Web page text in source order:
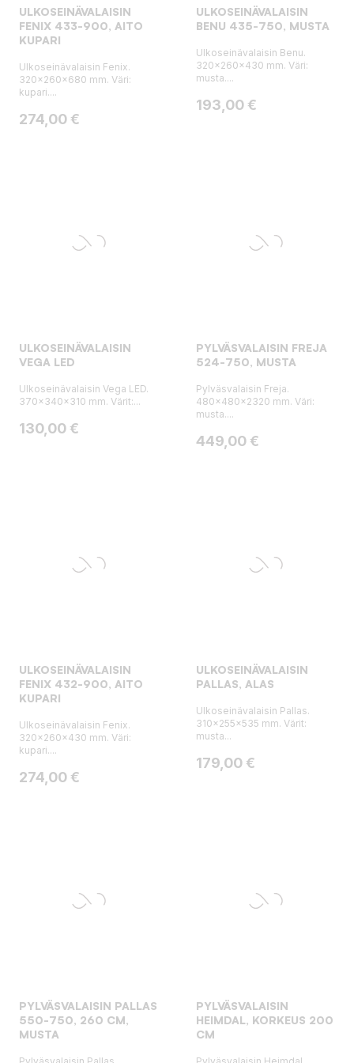
ULKOSEINÄVALAISIN
FENIX 433-900, AITO
KUPARI
Ulkoseinävalaisin Fenix.
320x260x680 mm. Väri:
kupari....
Hinta
274,00 €
ULKOSEINÄVALAISIN
BENU 435-750, MUSTA
Ulkoseinävalaisin Benu.
320x260x430 mm. Väri:
musta....
Hinta
193,00 €
ULKOSEINÄVALAISIN
VEGA LED
Ulkoseinävalaisin Vega LED.
370x340x310 mm. Värit:...
Hinta
130,00 €
PYLVÄSVALAISIN FREJA
524-750, MUSTA
Pylväsvalaisin Freja.
480x480x2320 mm. Väri:
musta....
Hinta
449,00 €
ULKOSEINÄVALAISIN
FENIX 432-900, AITO
KUPARI
Ulkoseinävalaisin Fenix.
320x260x430 mm. Väri:
kupari....
Hinta
274,00 €
ULKOSEINÄVALAISIN
PALLAS, ALAS
Ulkoseinävalaisin Pallas.
310x255x535 mm. Värit:
musta...
Hinta
179,00 €
PYLVÄSVALAISIN PALLAS
550-750, 260 CM,
MUSTA
PYLVÄSVALAISIN
HEIMDAL, KORKEUS 200
CM